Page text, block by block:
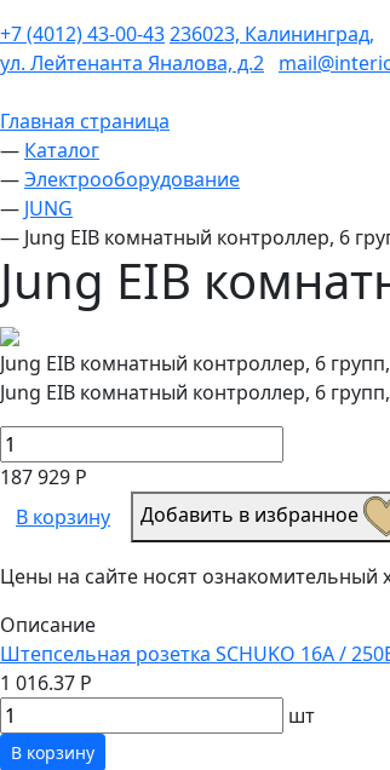
+7 (4012) 43-00-43236023, Калининград,
ул. Лейтенанта Яналова, д.2
Главная страница
— Каталог
—Электрооборудование
— JUNG
— Jung EIB комнатный контроллер, 6
Jung EIB
Jung EIB комнатный контроллер, 6
Jung EIB комнатный контроллер, 6
187 929 Р
В корзину
Добавить в избранное
Цены на сайте носят
Описание
Штепсельная розетка SCHUKO 16А /
1 016.37 Р
шт
В корзину